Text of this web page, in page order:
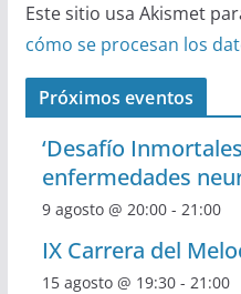
Este sitio usa Akismet
cómo se procesan los
Próximos eventos
‘Desafío
enfermedades
9 agosto @ 20:00- 21:00
IX Carrera del
15 agosto @ 19:30- 21:00